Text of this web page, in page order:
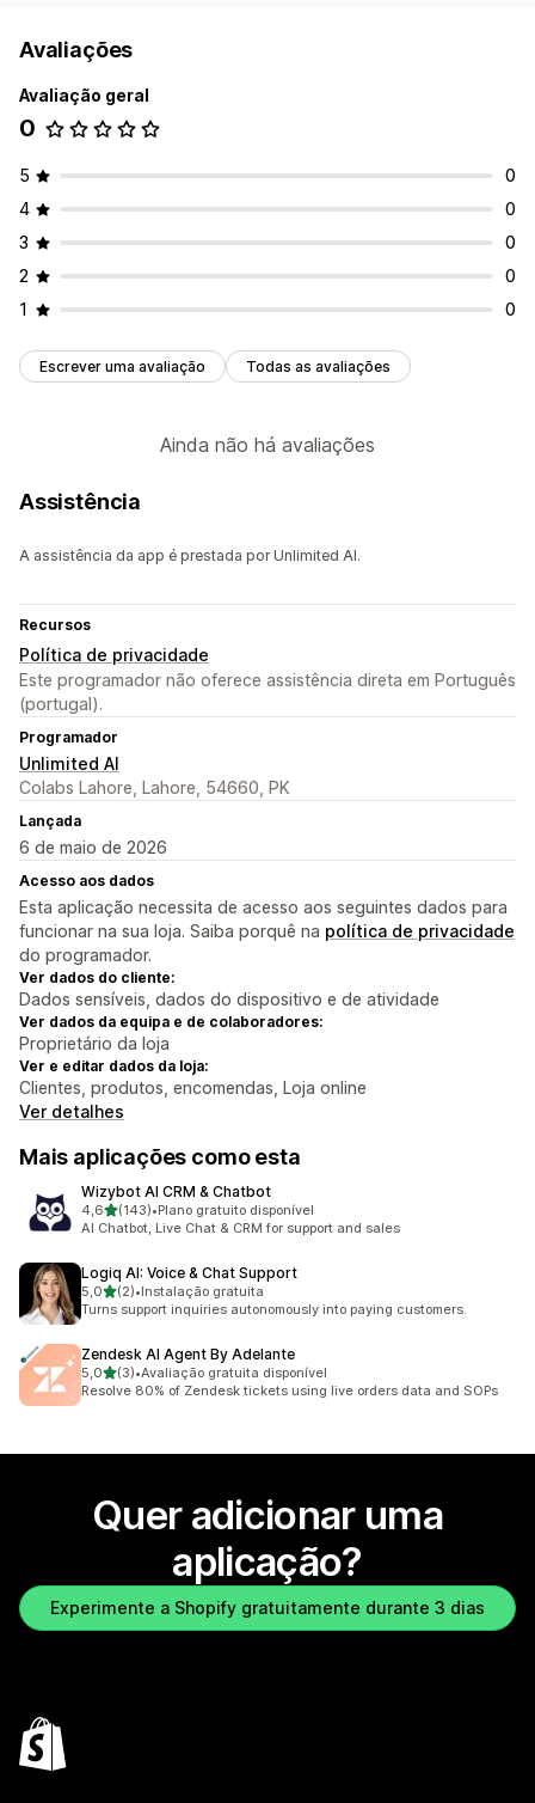
Avaliações
Avaliação geral
0
5
0
4
0
3
0
2
0
1
0
Escrever uma avaliação Todas as avaliações
Ainda não há avaliações
Assistência
A assistência da app é prestada por Unlimited AI.
Recursos
Política de privacidade
Este programador não oferece assistência direta em Português
(portugal).
Programador
Unlimited AI
Colabs Lahore, Lahore, 54660, PK
Lançada
6 de maio de 2026
Acesso aos dados
Esta aplicação necessita de acesso aos seguintes dados para
funcionar na sua loja. Saiba porquê na política de privacidade
do programador.
Ver dados do cliente:
Dados sensíveis, dados do dispositivo e de atividade
Ver dados da equipa e de colaboradores:
Proprietário da loja
Ver e editar dados da loja:
Clientes, produtos, encomendas, Loja online
Ver detalhes
Mais aplicações como esta
Wizybot AI CRM & Chatbot
4,6de 5 estrelas
(143)
143 total de avaliações
•Plano gratuito disponível
AI Chatbot, Live Chat & CRM for support and sales
Logiq AI: Voice & Chat Support
5,0de 5 estrelas
(2)
2 total de avaliações
•Instalação gratuita
Turns support inquiries autonomously into paying customers.
Zendesk AI Agent By Adelante
5,0de 5 estrelas
(3)
3 total de avaliações
•Avaliação gratuita disponível
Resolve 80% of Zendesk tickets using live orders data and SOPs
Quer adicionar uma
aplicação?
Experimente a Shopify gratuitamente durante 3 dias